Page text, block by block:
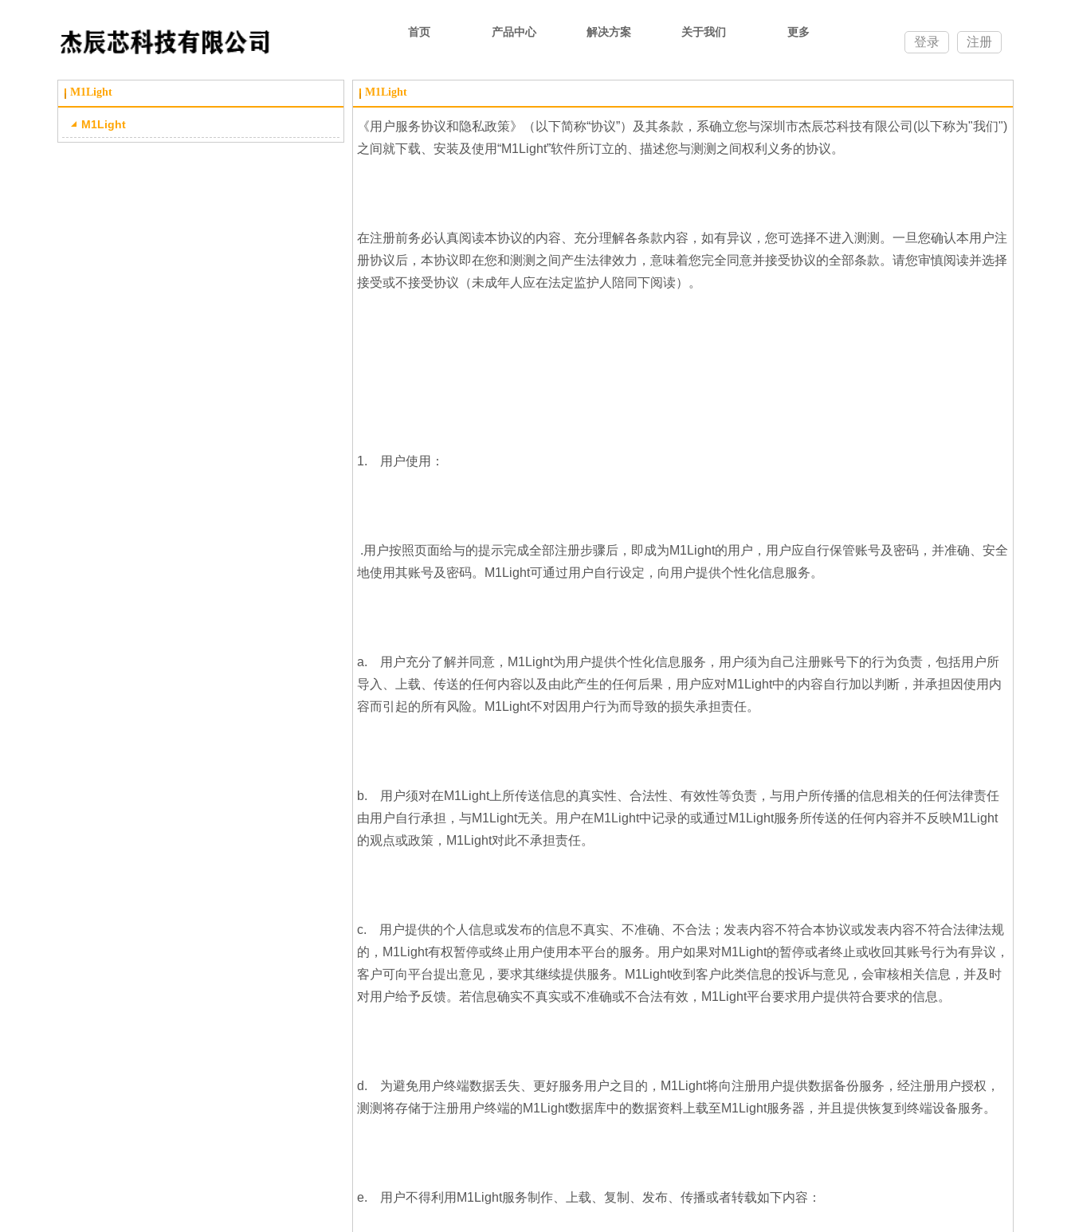
注册
登录
首页 产品中心 解决方案 关于我们 更多
M1Light
M1Light
M1Light
《用户服务协议和隐私政策》（以下简称“协议”）及其条款，系确立您与深圳市杰辰芯科技有限公司(以下称为"我们")
之间就下载、安装及使用“M1Light”软件所订立的、描述您与测测之间权利义务的协议。
在注册前务必认真阅读本协议的内容、充分理解各条款内容，如有异议，您可选择不进入测测。一旦您确认本用户注
册协议后，本协议即在您和测测之间产生法律效力，意味着您完全同意并接受协议的全部条款。请您审慎阅读并选择
接受或不接受协议（未成年人应在法定监护人陪同下阅读）。
1. 用户使用：
.用户按照页面给与的提示完成全部注册步骤后，即成为M1Light的用户，用户应自行保管账号及密码，并准确、安全
地使用其账号及密码。M1Light可通过用户自行设定，向用户提供个性化信息服务。
a. 用户充分了解并同意，M1Light为用户提供个性化信息服务，用户须为自己注册账号下的行为负责，包括用户所
导入、上载、传送的任何内容以及由此产生的任何后果，用户应对M1Light中的内容自行加以判断，并承担因使用内
容而引起的所有风险。M1Light不对因用户行为而导致的损失承担责任。
b. 用户须对在M1Light上所传送信息的真实性、合法性、有效性等负责，与用户所传播的信息相关的任何法律责任
由用户自行承担，与M1Light无关。用户在M1Light中记录的或通过M1Light服务所传送的任何内容并不反映M1Light
的观点或政策，M1Light对此不承担责任。
c. 用户提供的个人信息或发布的信息不真实、不准确、不合法；发表内容不符合本协议或发表内容不符合法律法规
的，M1Light有权暂停或终止用户使用本平台的服务。用户如果对M1Light的暂停或者终止或收回其账号行为有异议，
客户可向平台提出意见，要求其继续提供服务。M1Light收到客户此类信息的投诉与意见，会审核相关信息，并及时
对用户给予反馈。若信息确实不真实或不准确或不合法有效，M1Light平台要求用户提供符合要求的信息。
d. 为避免用户终端数据丢失、更好服务用户之目的，M1Light将向注册用户提供数据备份服务，经注册用户授权，
测测将存储于注册用户终端的M1Light数据库中的数据资料上载至M1Light服务器，并且提供恢复到终端设备服务。
e. 用户不得利用M1Light服务制作、上载、复制、发布、传播或者转载如下内容：